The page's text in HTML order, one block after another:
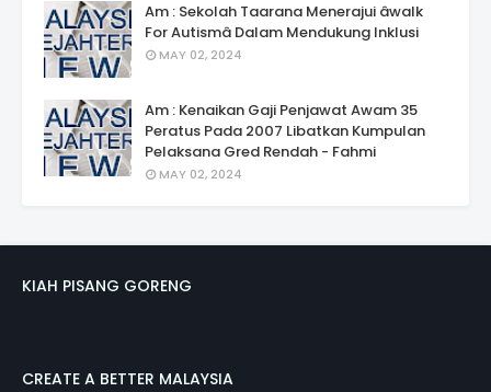
Am : Sekolah Taarana Menerajui âwalk
For Autismâ Dalam Mendukung Inklusi
MAY 02, 2024
Am : Kenaikan Gaji Penjawat Awam 35
Peratus Pada 2007 Libatkan Kumpulan
Pelaksana Gred Rendah - Fahmi
MAY 02, 2024
KIAH PISANG GORENG
CREATE A BETTER MALAYSIA